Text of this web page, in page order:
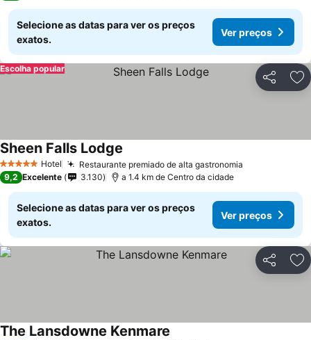
Selecione as datas para ver os preços
exatos.
Ver preços
Partilhar
Escolha popular
5 Estrelas Hotel Restaurante premiado de alta gastronomia
Sheen Falls Lodge
9,2 Excelente 3.130 a 1.4 km de Centro da cidade
Selecione as datas para ver os preços
exatos.
Ver preços
Partilhar
The Lansdowne Kenmare